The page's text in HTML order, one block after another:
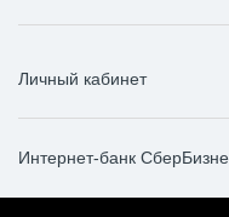
Личный кабинет
Интернет-банк